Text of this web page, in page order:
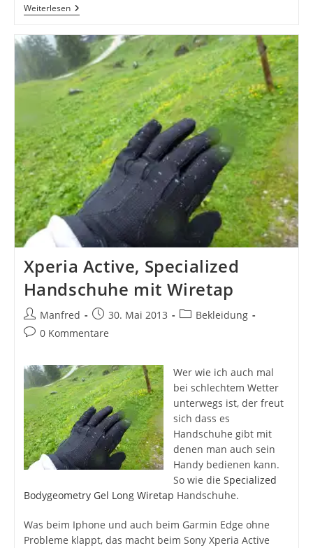
WeiterlesenUnser
Erstes
Auf’s
Kitzbüheler
Horn
Xperia Active, Specialized
Handschuhe mit Wiretap
Beitrags-
Autor:
Manfred
Beitrag
veröffentlicht:
30. Mai 2013
Beitrags-
Bekleidung
Beitrags-
0 Kommentare
Wer wie ich auch mal
bei schlechtem Wetter
unterwegs ist, der freut
sich dass es
Handschuhe gibt mit
denen man auch sein
Handy bedienen kann.
So wie die Specialized
Bodygeometry Gel Long Wiretap Handschuhe.
Was beim Iphone und auch beim Garmin Edge ohne
Probleme klappt, das macht beim Sony Xperia Active